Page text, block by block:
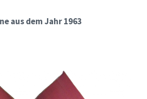
aus dem Jahr 1963